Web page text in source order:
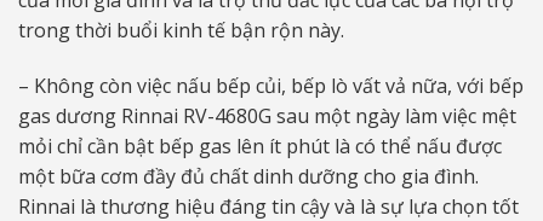
trong thời buổi kinh tế bận rộn này.
– Không còn việc nấu bếp củi, bếp lò vất vả nữa, với bếp
gas dương Rinnai RV-4680G sau một ngày làm việc mệt
mỏi chỉ cần bật bếp gas lên ít phút là có thể nấu được
một bữa cơm đầy đủ chất dinh dưỡng cho gia đình.
Rinnai là thương hiệu đáng tin cậy và là sự lựa chọn tốt